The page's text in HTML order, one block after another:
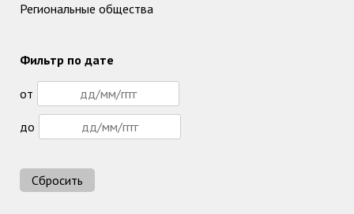
Региональные общества
Фильтр по дате
от
до
Сбросить